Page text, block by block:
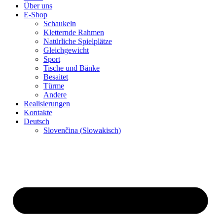
Über uns
E-Shop
Schaukeln
Kletternde Rahmen
Natürliche Spielplätze
Gleichgewicht
Sport
Tische und Bänke
Besaitet
Türme
Andere
Realisierungen
Kontakte
Deutsch
Slovenčina (Slowakisch)